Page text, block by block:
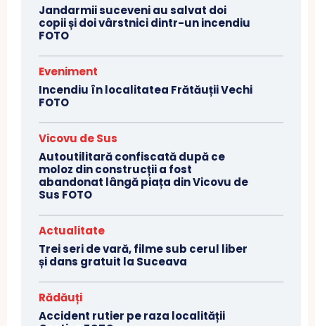
Jandarmii suceveni au salvat doi
copii și doi vârstnici dintr-un incendiu
FOTO
Eveniment
Incendiu în localitatea Frătăuții Vechi
FOTO
Vicovu de Sus
Autoutilitară confiscată după ce
moloz din construcții a fost
abandonat lângă piața din Vicovu de
Sus FOTO
Actualitate
Trei seri de vară, filme sub cerul liber
și dans gratuit la Suceava
Rădăuți
Accident rutier pe raza localității